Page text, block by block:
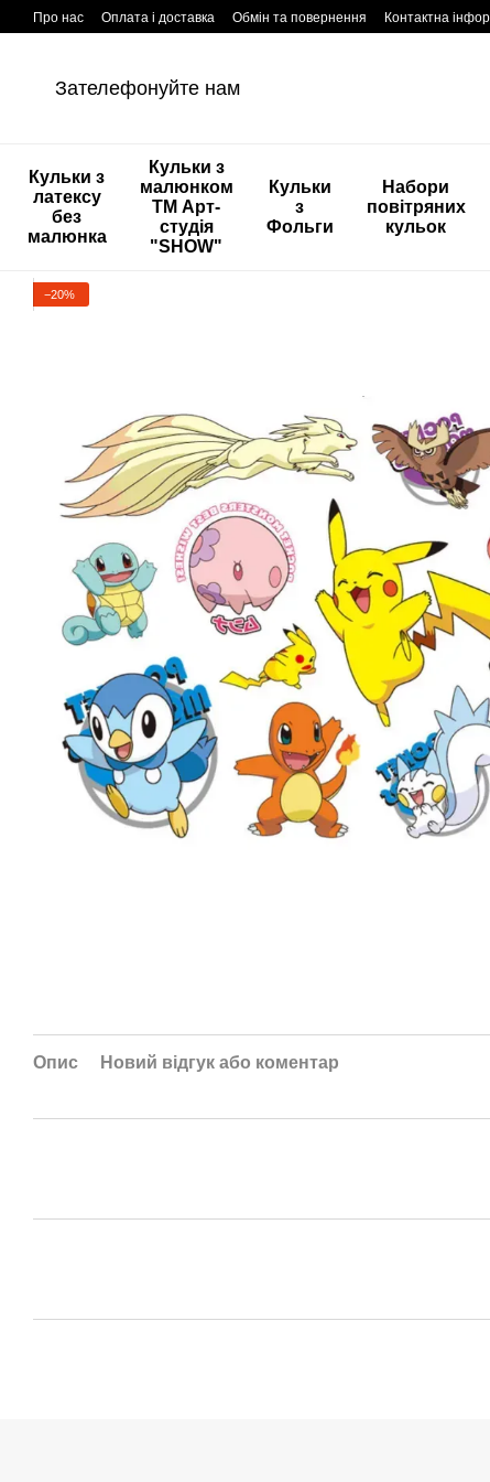
Перейти к основному контенту
Про нас Оплата і доставка Обмін та повернення Контактна
Зателефонуйте нам
Кульки з
латексу
без
малюнка
Кульки з
малюнком
ТМ Арт-
студія
"SHOW"
Кульки
з
Фольги
Набори
повітряних
кульок
−20%
Опис Новий відгук або коментар